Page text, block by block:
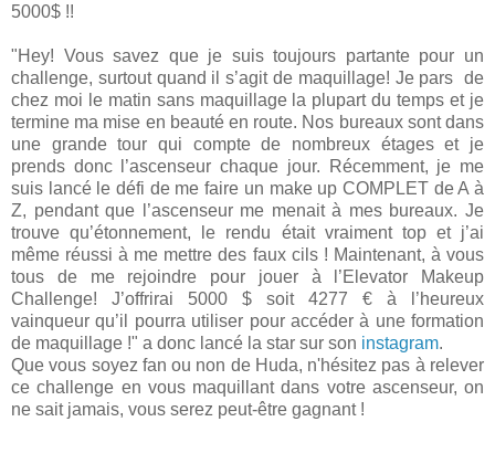
5000$ !!
"Hey! Vous savez que je suis toujours partante pour un
challenge, surtout quand il s’agit de maquillage! Je pars de
chez moi le matin sans maquillage la plupart du temps et je
termine ma mise en beauté en route. Nos bureaux sont dans
une grande tour qui compte de nombreux étages et je
prends donc l’ascenseur chaque jour. Récemment, je me
suis lancé le défi de me faire un make up COMPLET de A à
Z, pendant que l’ascenseur me menait à mes bureaux. Je
trouve qu’étonnement, le rendu était vraiment top et j’ai
même réussi à me mettre des faux cils ! Maintenant, à vous
tous de me rejoindre pour jouer à l’Elevator Makeup
Challenge! J’offrirai 5000 $ soit 4277 € à l’heureux
vainqueur qu’il pourra utiliser pour accéder à une formation
de maquillage !" a donc lancé la star sur son instagram.
Que vous soyez fan ou non de Huda, n'hésitez pas à relever
ce challenge en vous maquillant dans votre ascenseur, on
ne sait jamais, vous serez peut-être gagnant !